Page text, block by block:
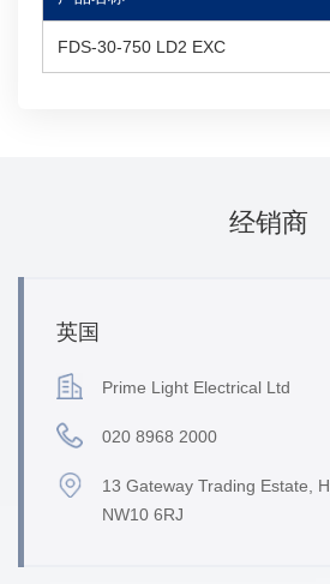
FDS-30-750 LD2 EXC
经销商
英国
Prime Light Electrical Ltd
020 8968 2000
13 Gateway Trading Estate,
NW10 6RJ